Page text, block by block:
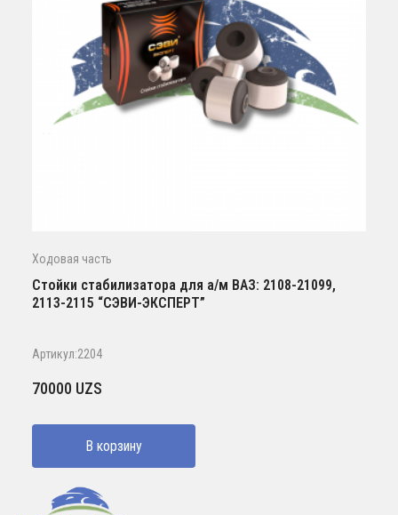
Ходовая часть
Стойки стабилизатора для а/м ВАЗ: 2108-21099,
2113-2115 “СЭВИ-ЭКСПЕРТ”
Артикул:2204
70000 UZS
В корзину